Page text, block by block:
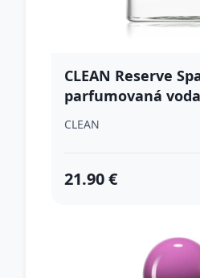
CLEAN Reserve
parfumovaná
CLEAN
21.90 €